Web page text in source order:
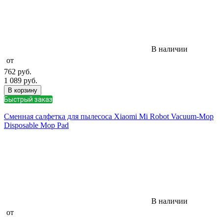
В наличии
от
762 руб.
1 089 руб.
В корзину
Быстрый заказ
Сменная салфетка для пылесоса Xiaomi Mi Robot Vacuum-Mop
Disposable Mop Pad
В наличии
от